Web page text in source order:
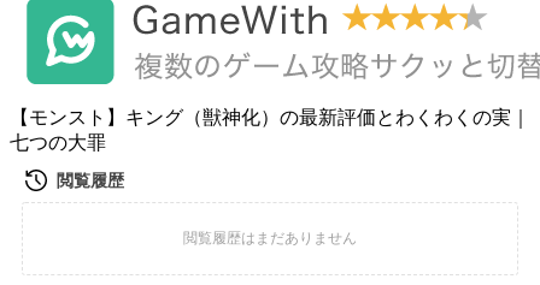
【モンスト】キング（獣神化）の最新評価とわくわくの実｜
七つの大罪